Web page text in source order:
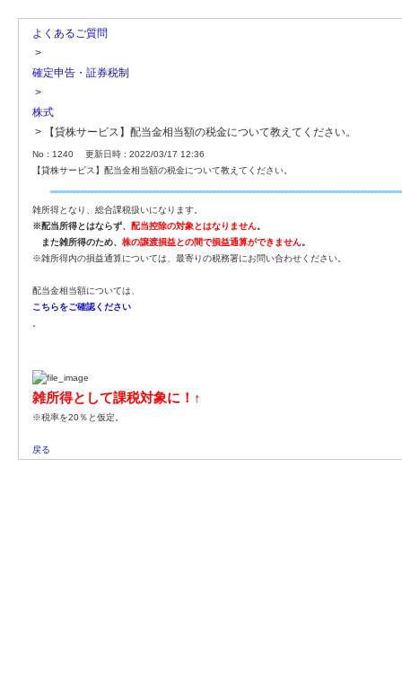
よくあるご質問
>
確定申告・証券税制
>
株式
>
【貸株サービス】配当金相当額の税金について教えてください。
No : 1240
更新日時 : 2022/03/17 12:36
【貸株サービス】配当金相当額の税金について教えてください。
雑所得となり、総合課税扱いになります。
※配当所得とはならず、 配当控除の対象とはなりません。
また雑所得のため、 株の譲渡損益との間で損益通算ができません。
※雑所得内の損益通算については、最寄りの税務署にお問い合わせください。
配当金相当額については、
こちらをご確認ください
雑所得として課税対象に！↑
※税率を20％と仮定。
戻る